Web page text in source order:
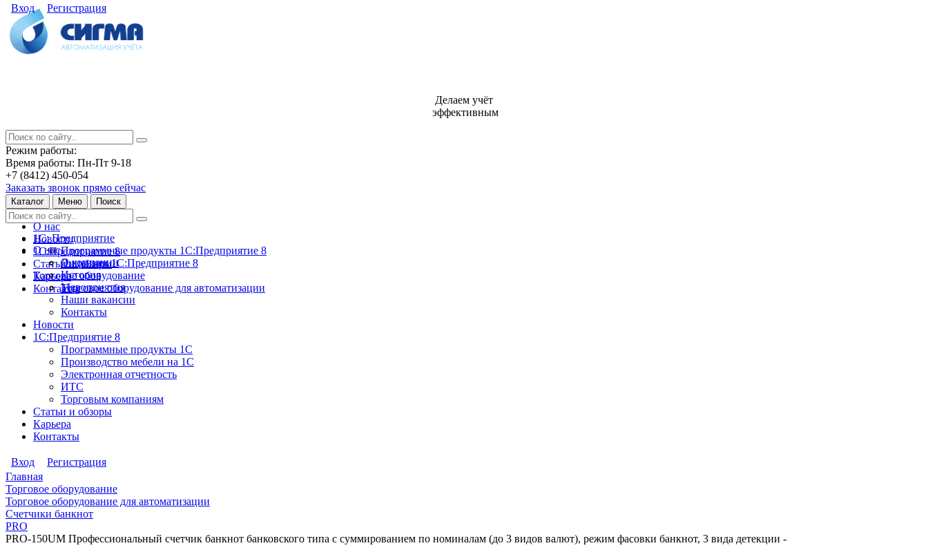
Вход Регистрация
Делаем учёт
эффективным
Режим работы:
Время работы: Пн-Пт 9-18
+7 (8412) 450-054
Заказать звонок прямо сейчас
Каталог Меню Поиск
О нас
Новости
1С:Предприятие 8
Статьи и обзоры
Карьера
Контакты
1С: Предприятие
Программные продукты 1С:Предприятие 8
Лицензии 1С:Предприятие 8
Торговое оборудование
Торговое оборудование для автоматизации
О нас
О компании
История
Мероприятия
Наши вакансии
Контакты
Новости
1С:Предприятие 8
Программные продукты 1С
Производство мебели на 1С
Электронная отчетность
ИТС
Торговым компаниям
Статьи и обзоры
Карьера
Контакты
Вход
Регистрация
Главная
Торговое оборудование
Торговое оборудование для автоматизации
Счетчики банкнот
PRO
PRO-150UM Профессиональный счетчик банкнот банковского типа с суммированием по номиналам (до 3 видов валют), режим фасовки банкнот, 3 вида детекции -